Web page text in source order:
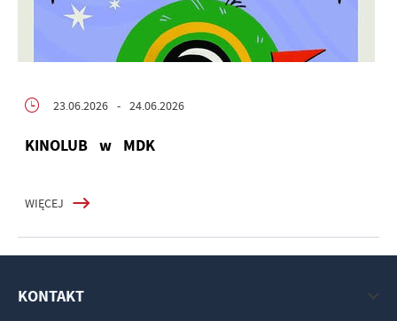
23.06.2026 - 24.06.2026
KINOLUB w MDK
WIĘCEJ
KONTAKT